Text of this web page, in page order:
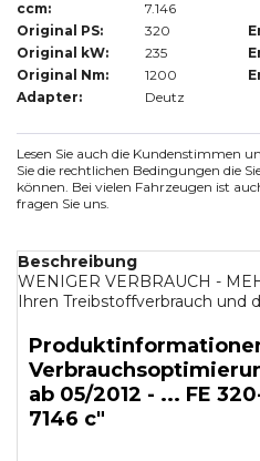
ccm:
7.146
Original PS:
320
Original kW:
235
Original Nm:
1200
Adapter:
Deutz
Lesen Sie auch die Kundenstimmen
Sie die rechtlichen Bedingungen die
können. Bei vielen Fahrzeugen ist
fragen Sie uns.
Beschreibung
WENIGER VERBRAUCH -
Ihren Treibstoffverbrauch und
ab 05/2012 - ... FE
7146 c"